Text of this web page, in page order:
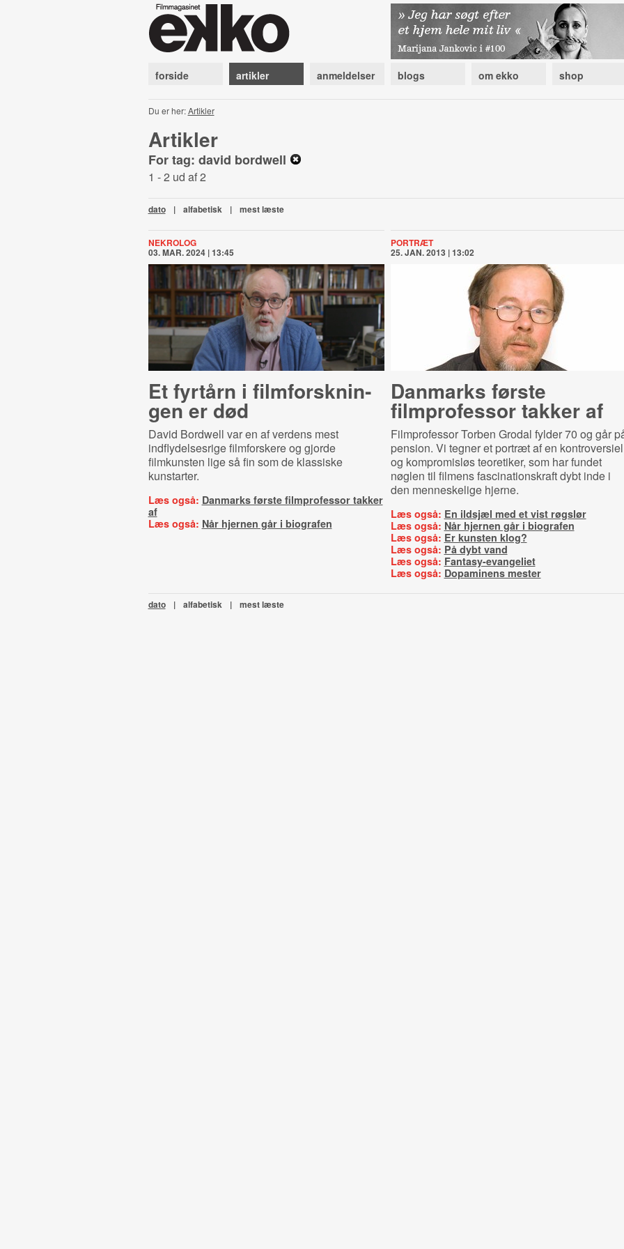
forside artikler anmeldelser blogs om ekko shop
Du er her:Artikler
Artikler
For tag: david bordwell
1 - 2 ud af 2
dato | alfabetisk | mest læste
NEKROLOG
03. MAR. 2024 | 13:45
Et fyrtårn i film­forsk­nin­
gen er død
David Bordwell var en af verdens mest
indflydelsesrige filmforskere og gjorde
filmkunsten lige så fin som de klassiske
kunstarter.
Læs også: Danmarks første filmprofessor takker
af
Læs også: Når hjernen går i biografen
PORTRÆT
25. JAN. 2013 | 13:02
Danmarks første
filmprofessor takker af
Filmprofessor Torben Grodal fylder 70 og går
pension. Vi tegner et portræt af en kontroversiel
og kompromisløs teoretiker, som har fundet
nøglen til filmens fascinationskraft dybt inde i
den menneskelige hjerne.
Læs også: En ildsjæl med et vist røgslør
Læs også: Når hjernen går i biografen
Læs også: Er kunsten klog?
Læs også: På dybt vand
Læs også: Fantasy-evangeliet
Læs også: Dopaminens mester
dato | alfabetisk | mest læste